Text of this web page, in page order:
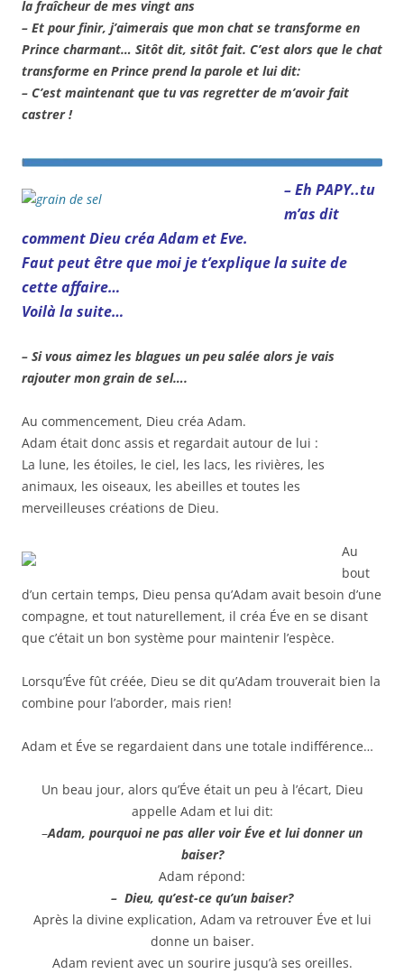
la fraîcheur de mes vingt ans
– Et pour finir, j’aimerais que mon chat se transforme en
Prince charmant… Sitôt dit, sitôt fait. C’est alors que le chat
transforme en Prince prend la parole et lui dit:
– C’est maintenant que tu vas regretter de m’avoir fait
castrer !
– Eh PAPY..tu
m’as dit
comment Dieu créa Adam et Eve.
Faut peut être que moi je t’explique la suite de
cette affaire…
Voilà la suite…
– Si vous aimez les blagues un peu salée alors je vais
rajouter mon grain de sel….
Au commencement, Dieu créa Adam.
Adam était donc assis et regardait autour de lui :
La lune, les étoiles, le ciel, les lacs, les rivières, les
animaux, les oiseaux, les abeilles et toutes les
merveilleuses créations de Dieu.
Au
bout
d’un certain temps, Dieu pensa qu’Adam avait besoin d’une
compagne, et tout naturellement, il créa Éve en se disant
que c’était un bon système pour maintenir l’espèce.
Lorsqu’Éve fût créée, Dieu se dit qu’Adam trouverait bien la
combine pour l’aborder, mais rien!
Adam et Éve se regardaient dans une totale indifférence…
Un beau jour, alors qu’Éve était un peu à l’écart, Dieu
appelle Adam et lui dit:
–Adam, pourquoi ne pas aller voir Éve et lui donner un
baiser?
Adam répond:
– Dieu, qu’est-ce qu’un baiser?
Après la divine explication, Adam va retrouver Éve et lui
donne un baiser.
Adam revient avec un sourire jusqu’à ses oreilles.